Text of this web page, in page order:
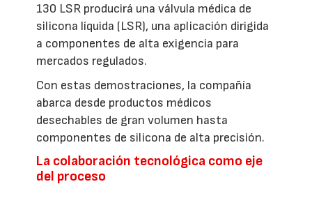
130 LSR producirá una válvula médica de
silicona líquida (LSR), una aplicación dirigida
a componentes de alta exigencia para
mercados regulados.
Con estas demostraciones, la compañía
abarca desde productos médicos
desechables de gran volumen hasta
componentes de silicona de alta precisión.
La colaboración tecnológica como eje
del proceso